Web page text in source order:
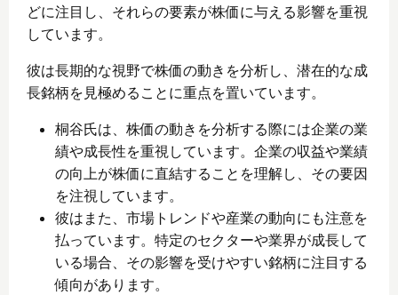
どに注目し、それらの要素が株価に与える影響を重視
しています。
彼は長期的な視野で株価の動きを分析し、潜在的な成
長銘柄を見極めることに重点を置いています。
桐谷氏は、株価の動きを分析する際には企業の業
績や成長性を重視しています。企業の収益や業績
の向上が株価に直結することを理解し、その要因
を注視しています。
彼はまた、市場トレンドや産業の動向にも注意を
払っています。特定のセクターや業界が成長して
いる場合、その影響を受けやすい銘柄に注目する
傾向があります。